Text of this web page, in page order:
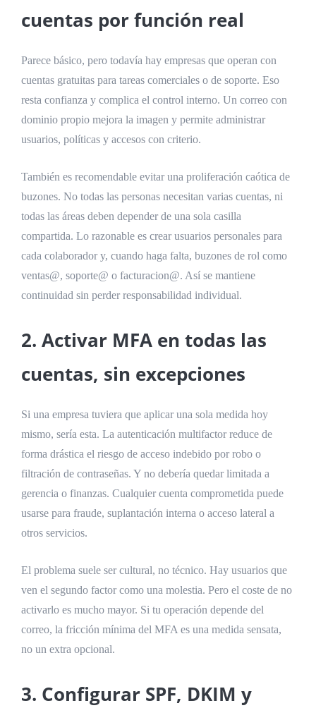
cuentas por función real
Parece básico, pero todavía hay empresas que operan con
cuentas gratuitas para tareas comerciales o de soporte. Eso
resta confianza y complica el control interno. Un correo con
dominio propio mejora la imagen y permite administrar
usuarios, políticas y accesos con criterio.
También es recomendable evitar una proliferación caótica de
buzones. No todas las personas necesitan varias cuentas, ni
todas las áreas deben depender de una sola casilla
compartida. Lo razonable es crear usuarios personales para
cada colaborador y, cuando haga falta, buzones de rol como
ventas@, soporte@ o facturacion@. Así se mantiene
continuidad sin perder responsabilidad individual.
2. Activar MFA en todas las
cuentas, sin excepciones
Si una empresa tuviera que aplicar una sola medida hoy
mismo, sería esta. La autenticación multifactor reduce de
forma drástica el riesgo de acceso indebido por robo o
filtración de contraseñas. Y no debería quedar limitada a
gerencia o finanzas. Cualquier cuenta comprometida puede
usarse para fraude, suplantación interna o acceso lateral a
otros servicios.
El problema suele ser cultural, no técnico. Hay usuarios que
ven el segundo factor como una molestia. Pero el coste de no
activarlo es mucho mayor. Si tu operación depende del
correo, la fricción mínima del MFA es una medida sensata,
no un extra opcional.
3. Configurar SPF, DKIM y